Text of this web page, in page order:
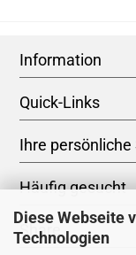
Diese Webseite
Technologien
Information
Quick-Links
Ihre persönliche
Häufig gesucht
Share